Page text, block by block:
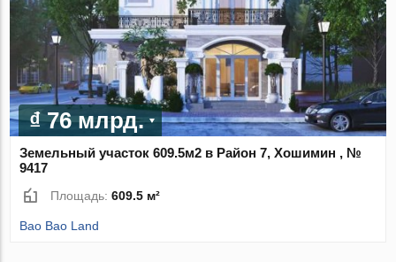
₫ 76 млрд.
Земельный участок 609.5м2 в Район 7, Хошимин , №
9417
Площадь:609.5 м²
Bao Bao Land